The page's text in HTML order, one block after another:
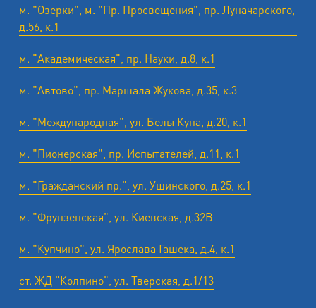
м. "Озерки", м. "Пр. Просвещения", пр. Луначарского,
д.56, к.1
м. "Академическая", пр. Науки, д.8, к.1
м. "Автово", пр. Маршала Жукова, д.35, к.3
м. "Международная", ул. Белы Куна, д.20, к.1
м. "Пионерская", пр. Испытателей, д.11, к.1
м. "Гражданский пр.", ул. Ушинского, д.25, к.1
м. "Фрунзенская", ул. Киевская, д.32В
м. "Купчино", ул. Ярослава Гашека, д.4, к.1
ст. ЖД "Колпино", ул. Тверская, д.1/13